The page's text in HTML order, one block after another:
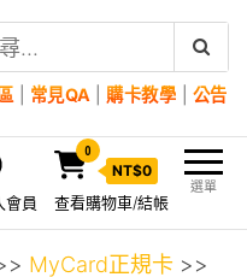
常見QA 購卡教學 公告
選單
0
NT$0
查看購物車/結帳
會員
MyCard正規卡 >>